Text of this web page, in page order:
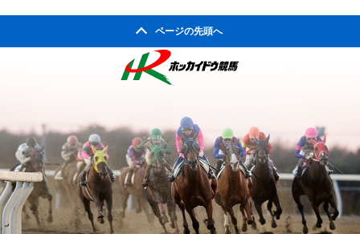
2009年03月
2008年01月
2007年02月
2007年01月
2006年03月
2006年02月
2006年01月
2005年08月
2005年07月
2005年04月
2005年03月
2005年02月
2004年06月
2004年05月
2004年04月
2004年03月
2003年07月
2003年06月
2003年05月
ページの先頭へ